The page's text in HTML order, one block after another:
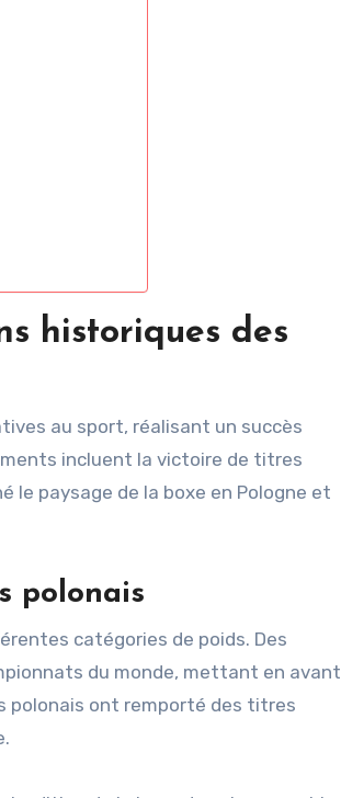
historiques des
au sport, réalisant un succès
incluent la victoire de titres
paysage de la boxe en Pologne et
polonais
catégories de poids. Des
du monde, mettant en avant
polonais ont remporté des titres